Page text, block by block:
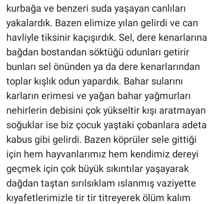
kurbağa ve benzeri suda yaşayan canlıları
yakalardık. Bazen elimize yılan gelirdi ve can
havliyle tiksinir kaçışırdık. Sel, dere kenarlarına
bağdan bostandan söktüğü odunları getirir
bunları sel önünden ya da dere kenarlarından
toplar kışlık odun yapardık. Bahar sularını
karların erimesi ve yağan bahar yağmurları
nehirlerin debisini çok yükseltir kışı aratmayan
soğuklar ise biz çocuk yaştaki çobanlara adeta
kabus gibi gelirdi. Bazen köprüler sele gittiği
için hem hayvanlarımız hem kendimiz dereyi
geçmek için çok büyük sıkıntılar yaşayarak
dağdan taştan sırılsıklam ıslanmış vaziyette
kıyafetlerimizle tir tir titreyerek ölüm kalım